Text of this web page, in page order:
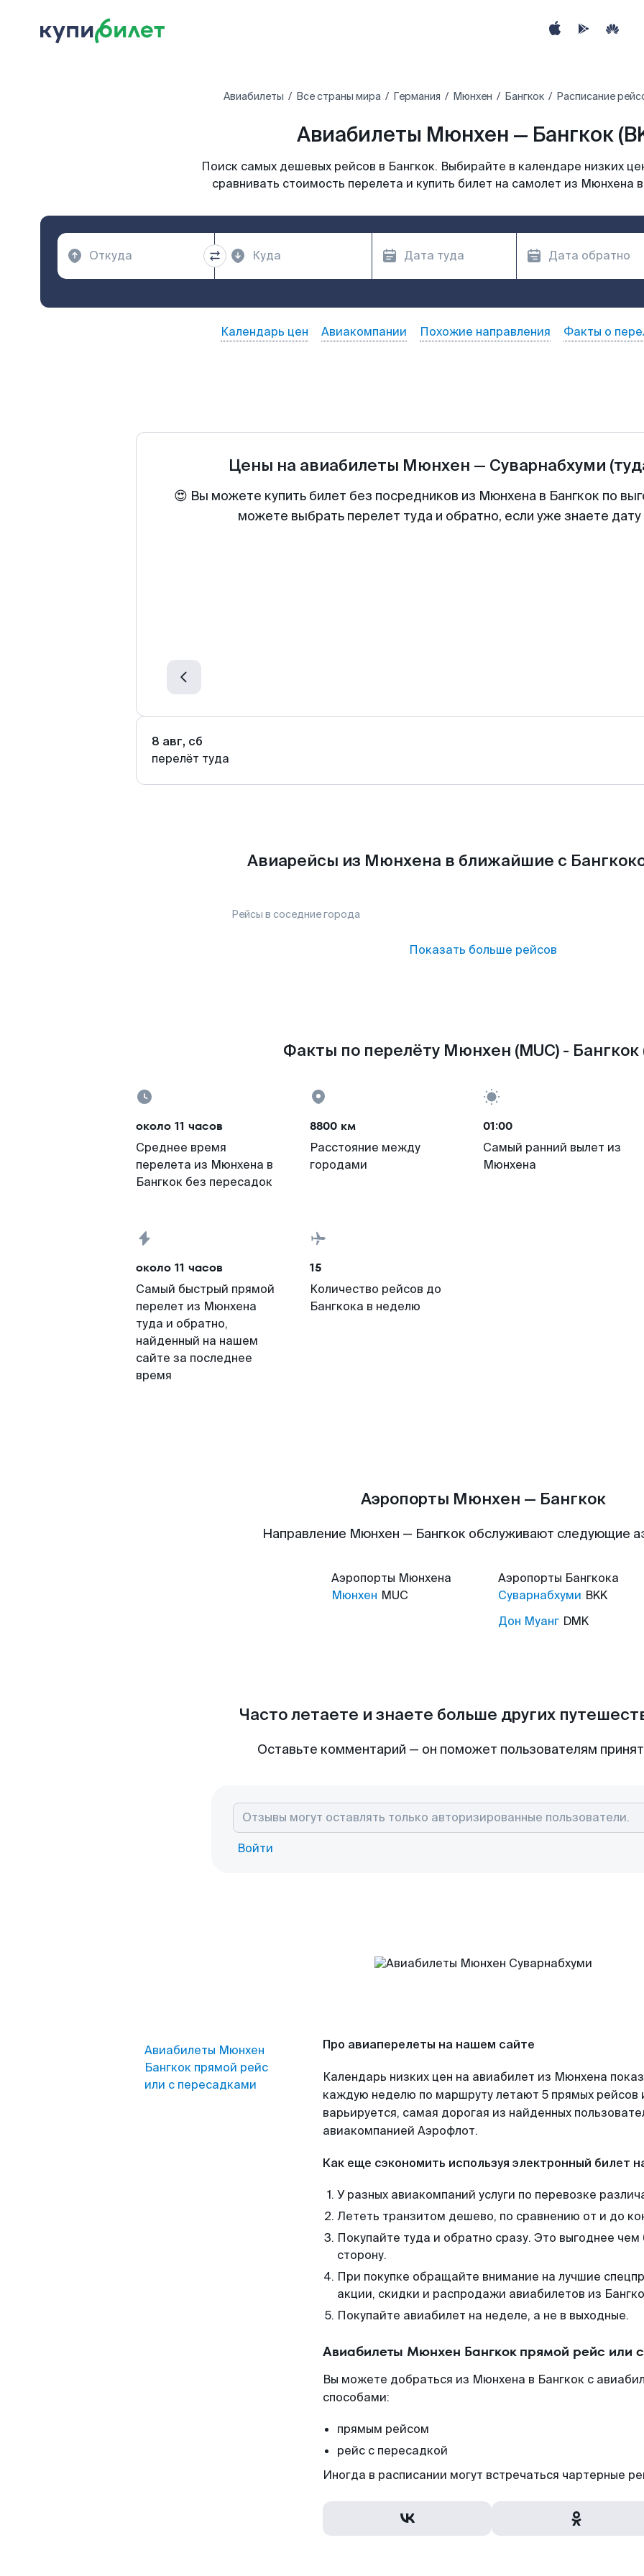
Авиабилеты Все страны мира Германия Мюнхен Бангкок Расписание
Авиабилеты Мюнхен — Бангкок
Поиск самых дешевых рейсов в Бангкок. Выбирайте в календаре низких
сравнивать стоимость перелета и купить билет на самолет из Мюнхена
Календарь цен Авиакомпании Похожие направления Факты о
Цены на авиабилеты Мюнхен — Суварнабхуми
😍 Вы можете купить билет без посредников из Мюнхена в Бангкок по
можете выбрать перелет туда и обратно, если уже знаете
8 авг, сб
перелёт туда
Авиарейсы из Мюнхена в ближайшие с
Рейсы в соседние города
Показать больше рейсов
Факты по перелёту Мюнхен (MUC) - Бангкок
около 11 часов
Среднее время
перелета из Мюнхена в
Бангкок без пересадок
8800 км
Расстояние между
городами
01:00
Самый ранний вылет из
Мюнхена
около 11 часов
Самый быстрый прямой
перелет из Мюнхена
туда и обратно,
найденный на нашем
сайте за последнее
время
15
Количество рейсов до
Бангкока в неделю
Аэропорты Мюнхен — Бангкок
Направление Мюнхен — Бангкок обслуживают следующие
Аэропорты Мюнхена
Мюнхен MUC
Аэропорты Бангкока
Суварнабхуми BKK
Дон Муанг DMK
Часто летаете и знаете больше других
Оставьте комментарий — он поможет пользователям
Войти
Авиабилеты Мюнхен
Бангкок прямой рейс
или с пересадками
Про авиаперелеты на нашем сайте
Календарь низких цен на авиабилет из Мюнхена
каждую неделю по маршруту летают 5 прямых рейсов
варьируется, самая дорогая из найденных
авиакомпанией Аэрофлот.
Как еще сэкономить используя электронный билет
У разных авиакомпаний услуги по перевозке
Лететь транзитом дешево, по сравнению от и до
Покупайте туда и обратно сразу. Это выгоднее
сторону.
При покупке обращайте внимание на лучшие
акции, скидки и распродажи авиабилетов из
Покупайте авиабилет на неделе, а не в выходные.
Авиабилеты Мюнхен Бангкок прямой рейс или
Вы можете добраться из Мюнхена в Бангкок с
способами:
прямым рейсом
рейс с пересадкой
Иногда в расписании могут встречаться чартерные